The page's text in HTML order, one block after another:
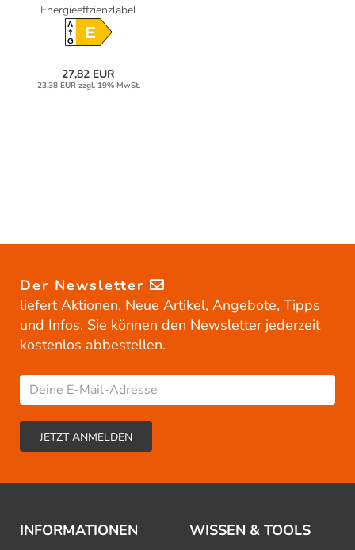
Energieeffzienzlabel
A
GE
27,82 EUR
23,38 EUR zzgl. 19% MwSt.
Der Newsletter
liefert Aktionen, Neue Artikel, Angebote, Tipps
und Infos. Sie können den Newsletter jederzeit
kostenlos abbestellen.
INFORMATIONEN WISSEN & TOOLS